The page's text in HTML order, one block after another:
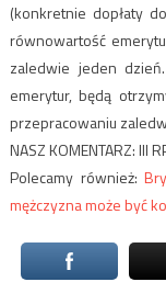
(konkretnie dopłaty
równowartość
zaledwie jeden
emerytur, będą
przepracowaniu
NASZ KOMENTARZ: III
Polecamy również:
mężczyzna może być